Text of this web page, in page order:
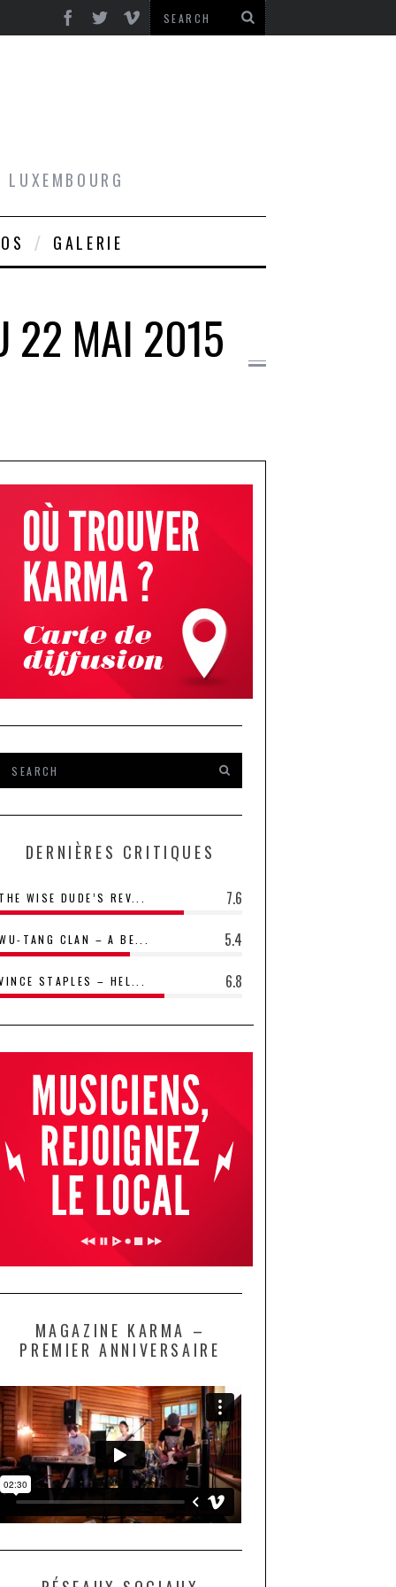
GALERIE
22 MAI 2015
DERNIÈRES CRITIQUES
7.6
THE WISE DUDE’S REV...
5.4
TANG CLAN – A BE...
6.8
STAPLES – HEL...
MAGAZINE KARMA –
PREMIER ANNIVERSAIRE